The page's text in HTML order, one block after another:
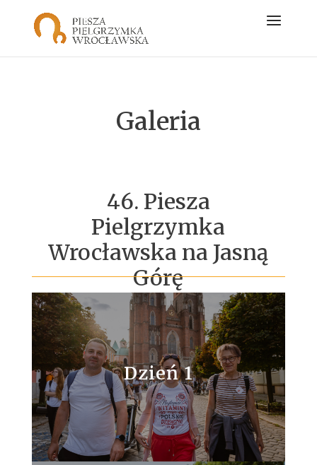
Galeria
46. Piesza
Pielgrzymka
Wrocławska na Jasną
Górę
Dzień 1